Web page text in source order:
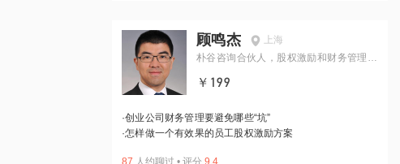
顾鸣杰
上海
朴谷咨询合伙人，股权激励和财务管理专
￥199
·创业公司财务管理要避免哪些“坑”
·怎样做一个有效果的员工股权激励方案
87 人约聊过 • 评分 9.4